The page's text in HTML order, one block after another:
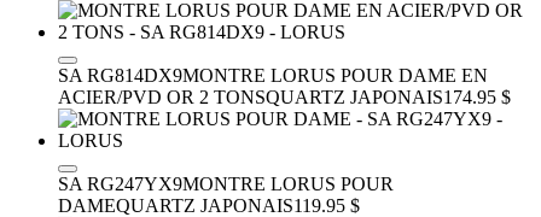
SA RG814DX9MONTRE LORUS POUR DAME EN
ACIER/PVD OR 2 TONSQUARTZ JAPONAIS174.95 $
SA RG247YX9MONTRE LORUS POUR
DAMEQUARTZ JAPONAIS119.95 $